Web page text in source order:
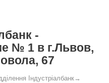
-
№ 1 в г.Львов,
67
Індустріалбанк→